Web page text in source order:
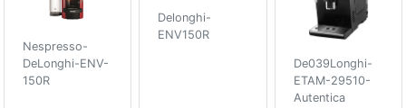
Nespresso-
DeLonghi-ENV-
150R
Delonghi-
ENV150R
De039Longhi-
ETAM-29510-
Autentica